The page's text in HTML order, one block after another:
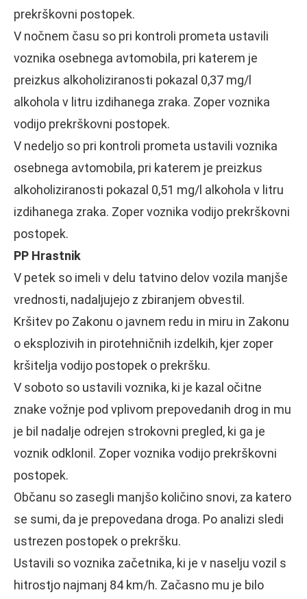
prekrškovni postopek.
V nočnem času so pri kontroli prometa ustavili
voznika osebnega avtomobila, pri katerem je
preizkus alkoholiziranosti pokazal 0,37 mg/l
alkohola v litru izdihanega zraka. Zoper voznika
vodijo prekrškovni postopek.
V nedeljo so pri kontroli prometa ustavili voznika
osebnega avtomobila, pri katerem je preizkus
alkoholiziranosti pokazal 0,51 mg/l alkohola v litru
izdihanega zraka. Zoper voznika vodijo prekrškovni
postopek.
PP Hrastnik
V petek so imeli v delu tatvino delov vozila manjše
vrednosti, nadaljujejo z zbiranjem obvestil.
Kršitev po Zakonu o javnem redu in miru in Zakonu
o eksplozivih in pirotehničnih izdelkih, kjer zoper
kršitelja vodijo postopek o prekršku.
V soboto so ustavili voznika, ki je kazal očitne
znake vožnje pod vplivom prepovedanih drog in mu
je bil nadalje odrejen strokovni pregled, ki ga je
voznik odklonil. Zoper voznika vodijo prekrškovni
postopek.
Občanu so zasegli manjšo količino snovi, za katero
se sumi, da je prepovedana droga. Po analizi sledi
ustrezen postopek o prekršku.
Ustavili so voznika začetnika, ki je v naselju vozil s
hitrostjo najmanj 84 km/h. Začasno mu je bilo